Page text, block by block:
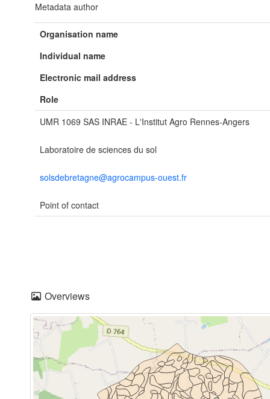
Metadata author
Organisation name
Individual name
Electronic mail address
Role
UMR 1069 SAS INRAE - L'Institut Agro Rennes-Angers
Laboratoire de sciences du sol
solsdebretagne@agrocampus-ouest.fr
Point of contact
Overviews